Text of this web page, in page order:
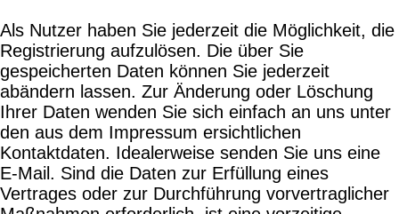
Als Nutzer haben Sie jederzeit die Möglichkeit, die
Registrierung aufzulösen. Die über Sie
gespeicherten Daten können Sie jederzeit
abändern lassen. Zur Änderung oder Löschung
Ihrer Daten wenden Sie sich einfach an uns unter
den aus dem Impressum ersichtlichen
Kontaktdaten. Idealerweise senden Sie uns eine
E-Mail. Sind die Daten zur Erfüllung eines
Vertrages oder zur Durchführung vorvertraglicher